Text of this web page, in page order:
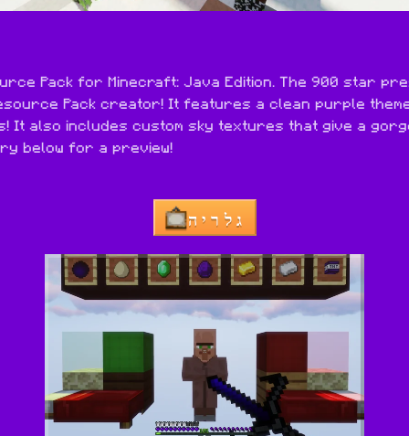
Pack for Minecraft: Java Edition. The 900 star
Pack creator! It features a clean purple
It also includes custom sky textures that give a
below for a preview!
גלריה